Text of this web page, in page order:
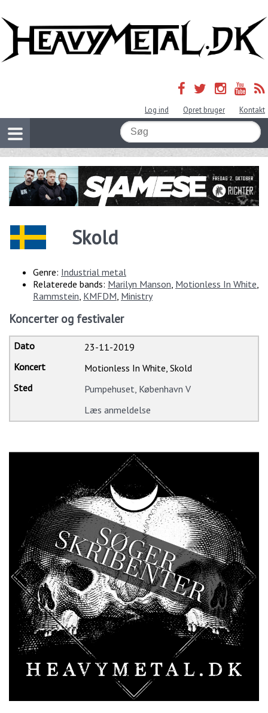
Log ind Opret bruger Kontakt
Skold
Genre: Industrial metal
Relaterede bands: Marilyn Manson Motionless In White
Rammstein KMFDM Ministry
Koncerter og festivaler
23-11-2019
Motionless In White, Skold
Pumpehuset, København V
Læs anmeldelse